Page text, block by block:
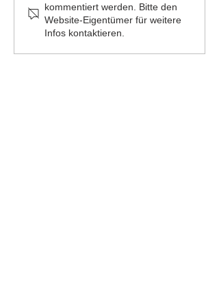
kommentiert werden. Bitte den
Website-Eigentümer für weitere
Infos kontaktieren.